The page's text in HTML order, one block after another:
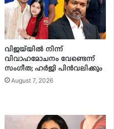
വിജയ്‌യിൽ നിന്ന്
വിവാഹമോചനം വേണ്ടെന്ന്
സംഗീത; ഹർജി പിൻവലിക്കും
August 7, 2026